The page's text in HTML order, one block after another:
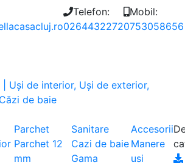
Telefon:
0264432272
Mobil:
0753058656
Parchet
Parchet 12
mm
Sanitare
Cazi de baie
Gama
Accesorii
Manere
usi